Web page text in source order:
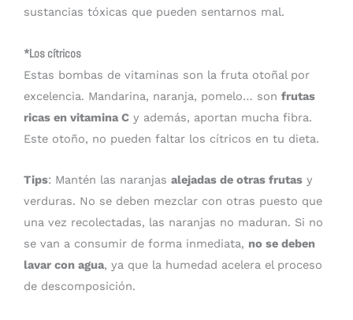
sustancias tóxicas que pueden sentarnos mal.
*Los cítricos
Estas bombas de vitaminas son la fruta otoñal por
excelencia. Mandarina, naranja, pomelo… son frutas
ricas en vitamina C y además, aportan mucha fibra.
Este otoño, no pueden faltar los cítricos en tu dieta.
Tips: Mantén las naranjas alejadas de otras frutas y
verduras. No se deben mezclar con otras puesto que
una vez recolectadas, las naranjas no maduran. Si no
se van a consumir de forma inmediata, no se deben
lavar con agua, ya que la humedad acelera el proceso
de descomposición.